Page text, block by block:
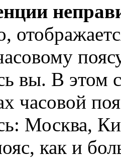
вы. В этом
часовой
Москва,
как и